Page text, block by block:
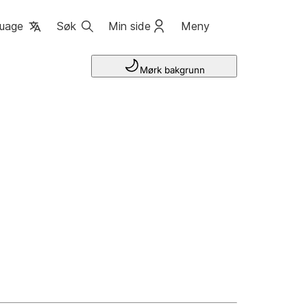
Søk Min side Meny
Mørk bakgrunn